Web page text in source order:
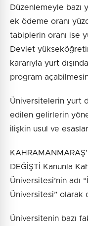
Düzenlemeyle bazı
ek ödeme oranı
tabiplerin oranı ise
Devlet
kararıyla yurt
program
Üniversitelerin yurt
edilen gelirlerin
ilişkin usul ve
DEĞİŞTİ Kanunla
Üniversitesi’nin adı
Üniversitesi” olarak
Üniversitenin bazı